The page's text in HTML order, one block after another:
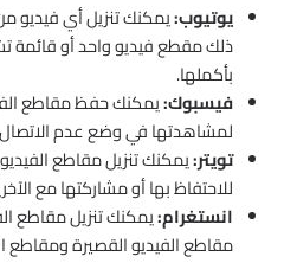
يوتيوب:يمكنك تنزيل أي فيديو
ذلك مقطع فيديو واحد أو قائمة
بأكملها.
فيسبوك:يمكنك حفظ مقاطع
لمشاهدتها في وضع عدم الاتصال
تويتر:يمكنك تنزيل مقاطع
للاحتفاظ بها أو مشاركتها مع
انستغرام:يمكنك تنزيل مقاطع
مقاطع الفيديو القصيرة ومقاطع